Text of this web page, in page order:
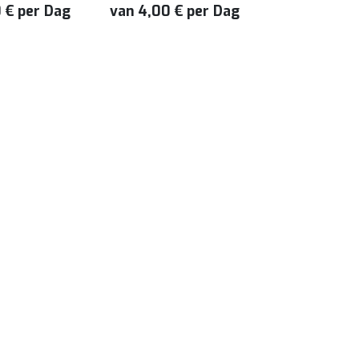
€ per Dag
van 4,00 € per Dag